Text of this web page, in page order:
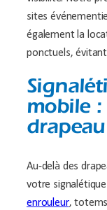
sites
également la
ponctuels,
mobile
Au-delà des
votre
enrouleur,